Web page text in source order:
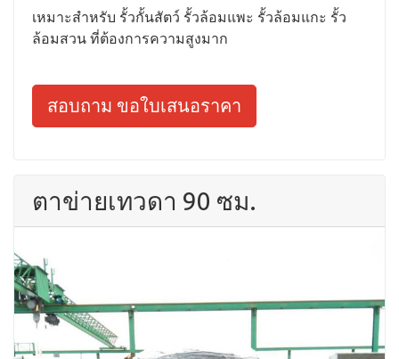
เหมาะสำหรับ รั้วกั้นสัตว์ รั้วล้อมแพะ รั้วล้อมแกะ รั้ว
ล้อมสวน ที่ต้องการความสูงมาก
สอบถาม ขอใบเสนอราคา
ตาข่ายเทวดา 90 ซม.